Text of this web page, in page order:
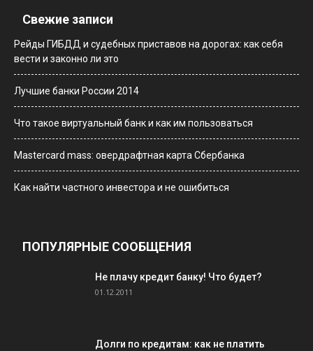
Свежие записи
Рейды ГИБДД и судебных приставов на дорогах: как себя
вести и законно ли это
Лучшие банки России 2014
Что такое виртуальный банк и как им пользоваться
Мastercard mass: овердрафтная карта Сбербанка
Как найти частного инвестора и не ошибиться
ПОПУЛЯРНЫЕ СООБЩЕНИЯ
Не плачу кредит банку! Что будет?
01.12.2011
Долги по кредитам: как не платить